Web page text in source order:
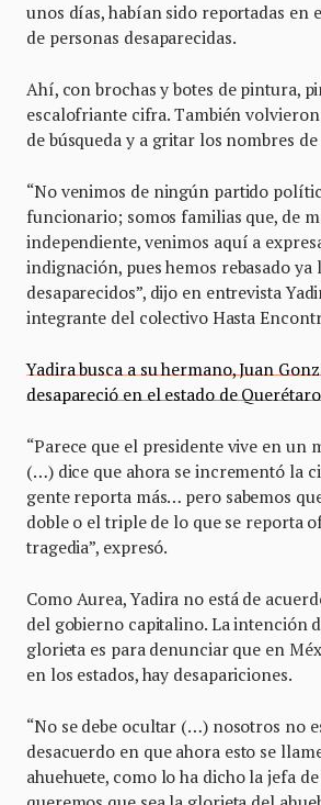
unos días, habían sido reportadas en
de personas desaparecidas.
Ahí, con brochas y botes de pintura,
escalofriante cifra. También
de búsqueda y a gritar los nombres
“No venimos de ningún partido
funcionario; somos familias que, de
independiente, venimos aquí a
indignación, pues hemos rebasado ya
desaparecidos”, dijo en entrevista
integrante del colectivo Hasta
Yadira busca a su hermano, Juan
desapareció en el estado de
“Parece que el presidente vive en un
(…) dice que ahora se incrementó la
gente reporta más… pero sabemos
doble o el triple de lo que se reporta
tragedia”, expresó.
Como Aurea, Yadira no está de
del gobierno capitalino. La intención
glorieta es para denunciar que en
en los estados, hay desapariciones.
“No se debe ocultar (…) nosotros no
desacuerdo en que ahora esto se
ahuehuete, como lo ha dicho la jefa